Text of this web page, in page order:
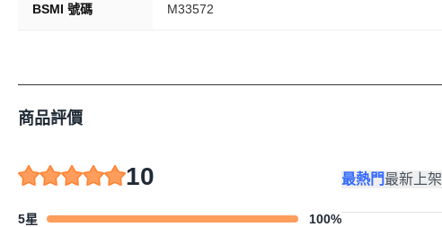
BSMI 號碼 M33572
商品評價
10
5星 100%
最熱門最新上架